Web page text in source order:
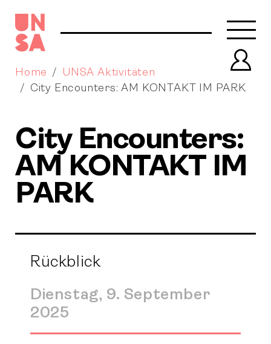
Home
UNSA Aktivitäten
City Encounters: AM KONTAKT IM PARK
City Encounters:
AM KONTAKT IM
PARK
Rückblick
Dienstag, 9. September
2025